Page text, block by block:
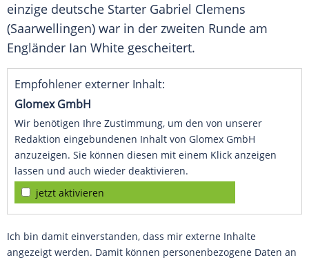
einzige deutsche Starter Gabriel Clemens
(Saarwellingen) war in der zweiten Runde am
Engländer Ian White gescheitert.
Empfohlener externer Inhalt:
Glomex GmbH
Wir benötigen Ihre Zustimmung, um den von unserer
Redaktion eingebundenen Inhalt von Glomex GmbH
anzuzeigen. Sie können diesen mit einem Klick anzeigen
lassen und auch wieder deaktivieren.
jetzt aktivieren
Ich bin damit einverstanden, dass mir externe Inhalte
angezeigt werden. Damit können personenbezogene Daten an